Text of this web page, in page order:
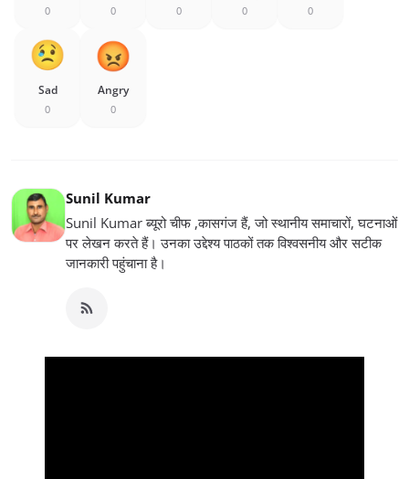
0 0 0 0 0
Sad
0
Angry
0
Sunil Kumar
Sunil Kumar ब्यूरो चीफ ,कासगंज हैं, जो स्थानीय समाचारों, घटनाओं
पर लेखन करते हैं। उनका उद्देश्य पाठकों तक विश्वसनीय और सटीक
जानकारी पहुंचाना है।